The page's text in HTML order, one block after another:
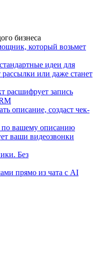
бизнеса
который возьмет
идеи для
или даже станет
расшифрует запись
описание, создаст чек-
по вашему описанию
ваши видеозвонки
Без
прямо из чата с AI